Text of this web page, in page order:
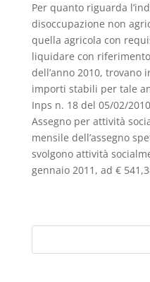
Per quanto riguarda
disoccupazione non
quella agricola con
liquidare con
dell’anno 2010, trovano
importi stabili per tale
Inps n. 18 del 05/02/
Assegno per attività
mensile dell’assegno
svolgono attività
gennaio 2011, ad €